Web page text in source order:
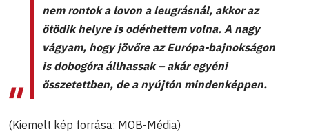
nem rontok a lovon a leugrásnál, akkor az
ötödik helyre is odérhettem volna. A nagy
vágyam, hogy jövőre az Európa-bajnokságon
is dobogóra állhassak – akár egyéni
összetettben, de a nyújtón mindenképpen.
(Kiemelt kép forrása: MOB-Média)